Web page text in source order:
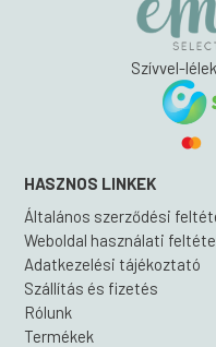
Szívvel-
HASZNOS LINKEK
Általános szerződési
Weboldal használati
Adatkezelési tájékoztató
Szállítás és fizetés
Rólunk
Termékek